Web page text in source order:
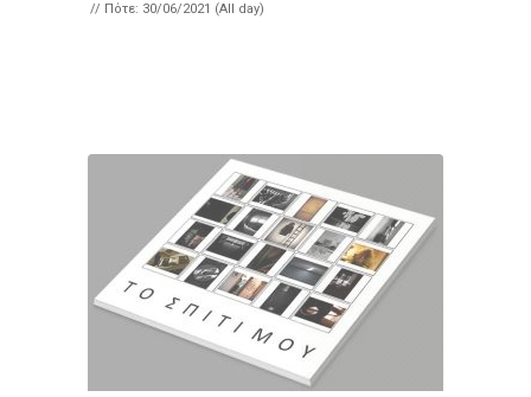
// Πότε: 30/06/2021 (All day)